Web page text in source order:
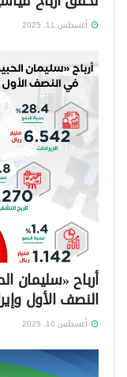
أغسطس 11, 2025
النصف الأول
أغسطس 10, 2025